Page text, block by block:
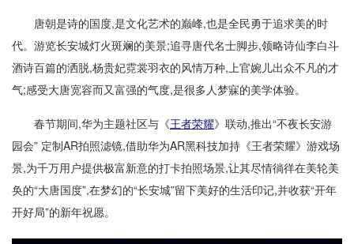
唐朝是诗的国度,是文化艺术的巅峰,也是全民勇于追求美的时
代。游览长安城灯火斑斓的美景;追寻唐代名士脚步,领略诗仙李白斗
酒诗百篇的洒脱,杨贵妃霓裳羽衣的风情万种,上官婉儿出众不凡的才
气;感受大唐宽容而又富强的气度,是很多人梦寐的美学体验。
春节期间,华为主题社区与《王者荣耀》联动,推出“不夜长安游
园会” 定制AR拍照滤镜,借助华为AR黑科技加持《王者荣耀》游戏场
景,为千万用户提供极富新意的打卡拍照场景,让其尽情徜徉在美轮美
奂的“大唐国度”,在梦幻的“长安城”留下美好的生活印记,并收获“开年
开好局”的新年祝愿。